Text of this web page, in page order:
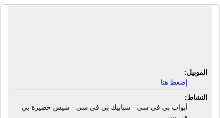
الموبيل:
إضغط هنا
النشاط:
أبواب بى فى سى - شبابيك بى فى سى - شيش حصيرة بى